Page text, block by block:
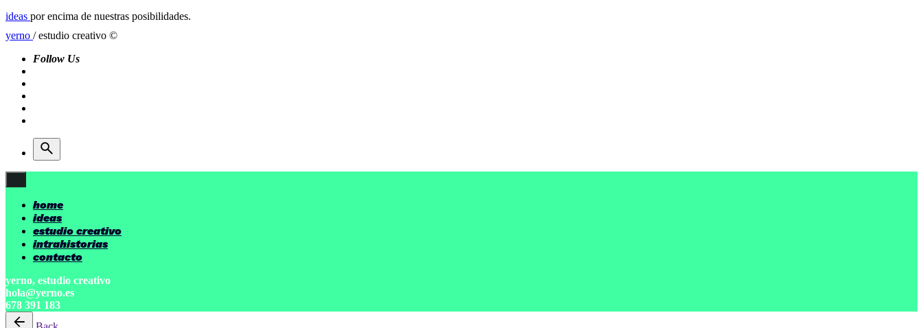
ideas por encima de nuestras posibilidades.
yerno / estudio creativo ©
Follow Us
home
ideas
estudio creativo
intrahistorias
contacto
yerno, estudio creativo
hola@yerno.es
678 391 183